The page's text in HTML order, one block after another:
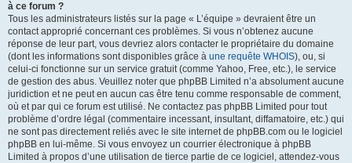
à ce forum ?
Tous les administrateurs listés sur la page « L’équipe » devraient être un
contact approprié concernant ces problèmes. Si vous n’obtenez aucune
réponse de leur part, vous devriez alors contacter le propriétaire du domaine
(dont les informations sont disponibles grâce à une requête WHOIS), ou, si
celui-ci fonctionne sur un service gratuit (comme Yahoo, Free, etc.), le service
de gestion des abus. Veuillez noter que phpBB Limited n’a absolument aucune
juridiction et ne peut en aucun cas être tenu comme responsable de comment,
où et par qui ce forum est utilisé. Ne contactez pas phpBB Limited pour tout
problème d’ordre légal (commentaire incessant, insultant, diffamatoire, etc.) qui
ne sont pas directement reliés avec le site internet de phpBB.com ou le logiciel
phpBB en lui-même. Si vous envoyez un courrier électronique à phpBB
Limited à propos d’une utilisation de tierce partie de ce logiciel, attendez-vous